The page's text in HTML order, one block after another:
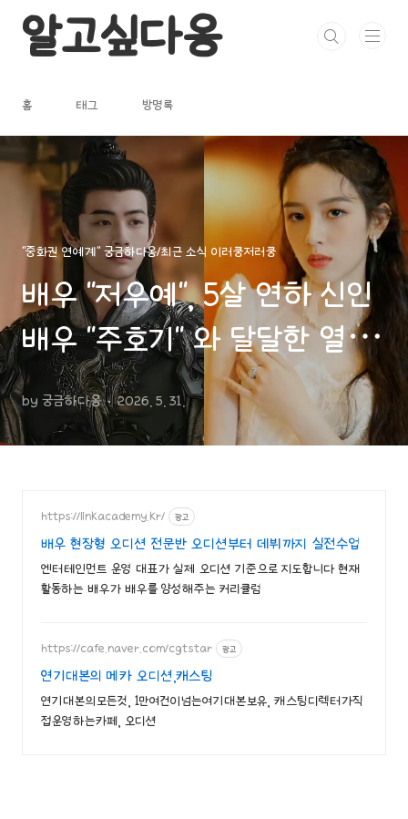
알고싶다옹
홈 태그 방명록
"중화권 연예계" 궁금하다옹/최근 소식 이러쿵저러쿵
배우 "저우예", 5살 연하 신인
배우 "주호기" 와 달달한 열애
설 포착!
by 궁금하다옹 2026. 5. 31.
https://linkacademy.kr/ 광고
배우 현장형 오디션 전문반 오디션부터 데뷔까지 실전수업
엔터테인먼트 운영 대표가 실제 오디션 기준으로 지도합니다 현재
활동하는 배우가 배우를 양성해주는 커리큘럼
https://cafe.naver.com/cgtstar 광고
연기대본의 메카 오디션,캐스팅
연기대본의모든것, 1만여건이넘는여기대본보유, 캐스팅디렉터가직
접운영하는카페, 오디션